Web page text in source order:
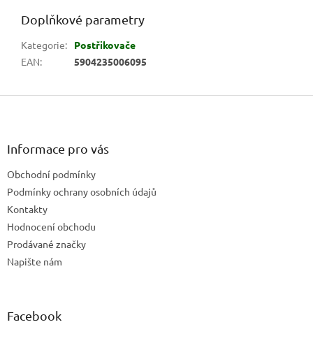
Doplňkové parametry
Kategorie:
Postřikovače
EAN: 5904235006095
Z
Informace pro vás
Obchodní podmínky
Podmínky ochrany osobních údajů
Kontakty
Hodnocení obchodu
Prodávané značky
Napište nám
Facebook